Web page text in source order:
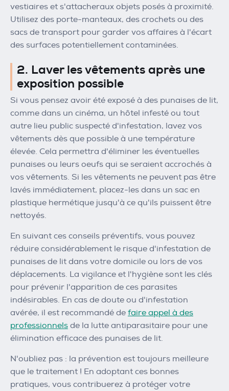
vestiaires et s'attacheraux objets posés à proximité.
Utilisez des porte-manteaux, des crochets ou des
sacs de transport pour garder vos affaires à l'écart
des surfaces potentiellement contaminées.
2. Laver les vêtements après une
exposition possible
Si vous pensez avoir été exposé à des punaises de lit,
comme dans un cinéma, un hôtel infesté ou tout
autre lieu public suspecté d'infestation, lavez vos
vêtements dès que possible à une température
élevée. Cela permettra d'éliminer les éventuelles
punaises ou leurs oeufs qui se seraient accrochés à
vos vêtements. Si les vêtements ne peuvent pas être
lavés immédiatement, placez-les dans un sac en
plastique hermétique jusqu'à ce qu'ils puissent être
nettoyés.
En suivant ces conseils préventifs, vous pouvez
réduire considérablement le risque d'infestation de
punaises de lit dans votre domicile ou lors de vos
déplacements. La vigilance et l'hygiène sont les clés
pour prévenir l'apparition de ces parasites
indésirables. En cas de doute ou d'infestation
avérée, il est recommandé de faire appel à des
professionnels de la lutte antiparasitaire pour une
élimination efficace des punaises de lit.
N'oubliez pas : la prévention est toujours meilleure
que le traitement ! En adoptant ces bonnes
pratiques, vous contribuerez à protéger votre